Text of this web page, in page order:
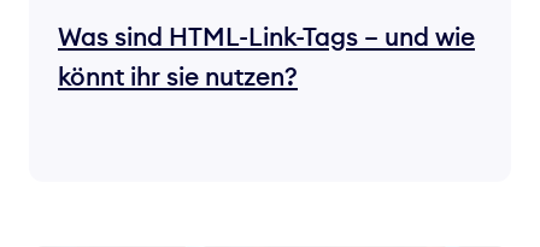
Was sind HTML-Link-Tags – und wie
könnt ihr sie nutzen?